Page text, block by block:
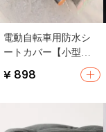
電動自転車用防水シ
ートカバー【小型電
動車用・四季対応・
厚手】
¥ 898